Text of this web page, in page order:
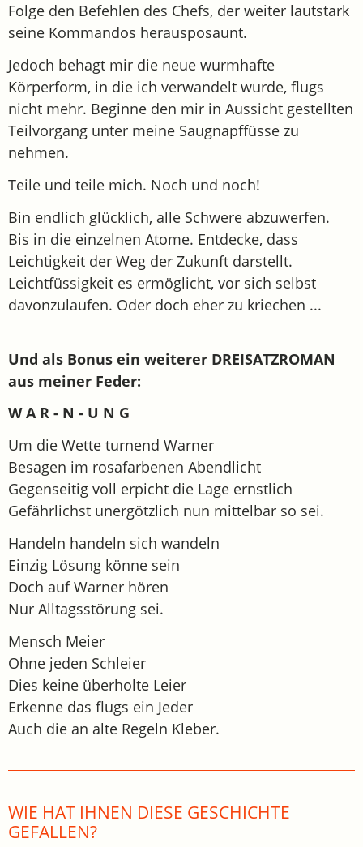
Folge den Befehlen des Chefs, der weiter lautstark
seine Kommandos herausposaunt.
Jedoch behagt mir die neue wurmhafte
Körperform, in die ich verwandelt wurde, flugs
nicht mehr. Beginne den mir in Aussicht gestellten
Teilvorgang unter meine Saugnapffüsse zu
nehmen.
Teile und teile mich. Noch und noch!
Bin endlich glücklich, alle Schwere abzuwerfen.
Bis in die einzelnen Atome. Entdecke, dass
Leichtigkeit der Weg der Zukunft darstellt.
Leichtfüssigkeit es ermöglicht, vor sich selbst
davonzulaufen. Oder doch eher zu kriechen ...
Und als Bonus ein weiterer DREISATZROMAN
aus meiner Feder:
W A R - N - U N G
Um die Wette turnend Warner
Besagen im rosafarbenen Abendlicht
Gegenseitig voll erpicht die Lage ernstlich
Gefährlichst unergötzlich nun mittelbar so sei.
Handeln handeln sich wandeln
Einzig Lösung könne sein
Doch auf Warner hören
Nur Alltagsstörung sei.
Mensch Meier
Ohne jeden Schleier
Dies keine überholte Leier
Erkenne das flugs ein Jeder
Auch die an alte Regeln Kleber.
WIE HAT IHNEN DIESE GESCHICHTE
GEFALLEN?